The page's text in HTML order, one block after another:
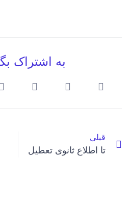
به اشتراک
قبلی
تا اطلاع ثانوی تعطیل